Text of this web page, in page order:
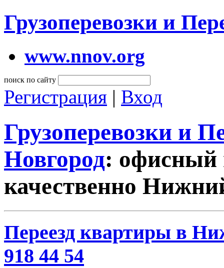
Грузоперевозки и
www.nnov.org
поиск по сайту
Регистрация | Вход
Грузоперевозки и
Новгород: офисный
качественно
Переезд квартиры в
918 44 54